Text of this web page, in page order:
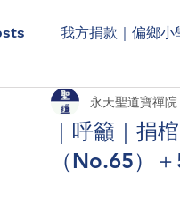
我方捐款｜偏鄉小
我方捐款｜個人個案 捐
助印佛經手抄本 點燈/
｜呼籲｜捐
（No.65）
永天聖道寶禪院